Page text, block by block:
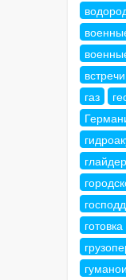
встречи
газ